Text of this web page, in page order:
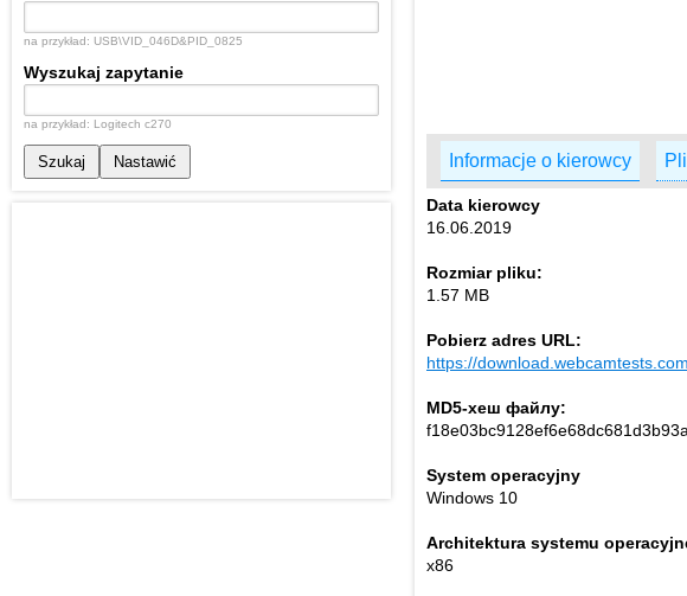
Informacje o kierowcy
Data kierowcy
16.06.2019
Rozmiar pliku:
1.57 MB
Pobierz adres URL:
https://
MD5-хеш файлу:
System operacyjny
Windows 10
Architektura systemu
x86
na przykład: USB\VID_046D&PID_0825
Wyszukaj zapytanie
na przykład: Logitech c270
Szukaj Nastawić